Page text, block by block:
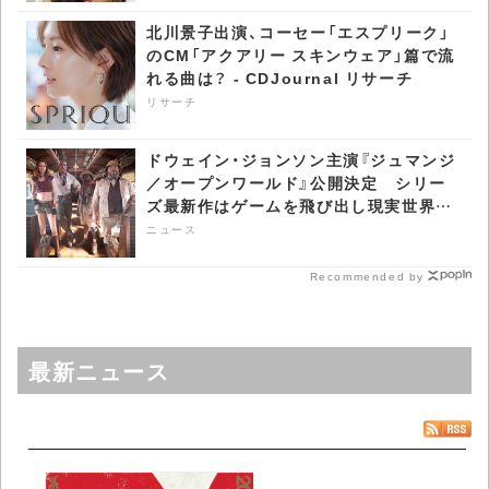
北川景子出演、コーセー「エスプリーク」
のCM「アクアリー スキンウェア」篇で流
れる曲は？ - CDJournal リサーチ
リサーチ
ドウェイン・ジョンソン主演『ジュマンジ
／オープンワールド』公開決定 シリー
ズ最新作はゲームを飛び出し現実世界へ
- CDJournal ニュース
ニュース
Recommended by
最新ニュース